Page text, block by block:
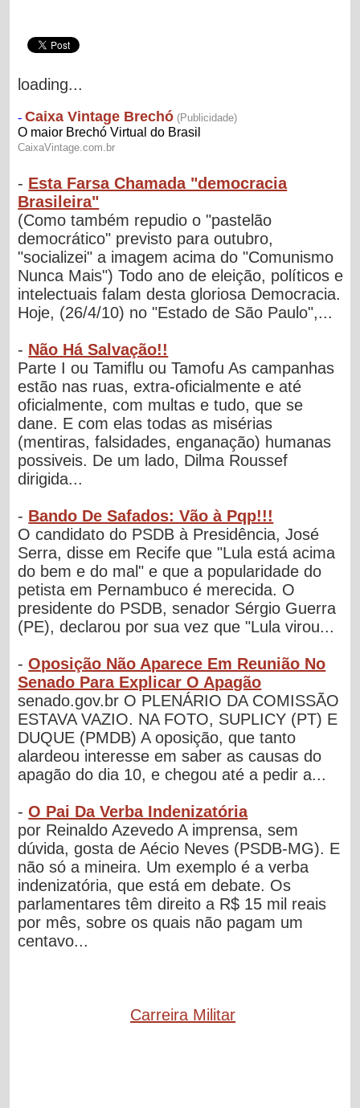
loading...
- Esta Farsa Chamada "democracia
Brasileira"
(Como também repudio o "pastelão
democrático" previsto para outubro,
"socializei" a imagem acima do "Comunismo
Nunca Mais") Todo ano de eleição, políticos e
intelectuais falam desta gloriosa Democracia.
Hoje, (26/4/10) no "Estado de São Paulo",...
- Não Há Salvação!!
Parte I ou Tamiflu ou Tamofu As campanhas
estão nas ruas, extra-oficialmente e até
oficialmente, com multas e tudo, que se
dane. E com elas todas as misérias
(mentiras, falsidades, enganação) humanas
possiveis. De um lado, Dilma Roussef
dirigida...
- Bando De Safados: Vão à Pqp!!!
O candidato do PSDB à Presidência, José
Serra, disse em Recife que "Lula está acima
do bem e do mal" e que a popularidade do
petista em Pernambuco é merecida. O
presidente do PSDB, senador Sérgio Guerra
(PE), declarou por sua vez que "Lula virou...
-Oposição Não Aparece Em Reunião No
Senado Para Explicar O Apagão
senado.gov.br O PLENÁRIO DA COMISSÃO
ESTAVA VAZIO. NA FOTO, SUPLICY (PT) E
DUQUE (PMDB) A oposição, que tanto
alardeou interesse em saber as causas do
apagão do dia 10, e chegou até a pedir a...
-O Pai Da Verba Indenizatória
por Reinaldo Azevedo A imprensa, sem
dúvida, gosta de Aécio Neves (PSDB-MG). E
não só a mineira. Um exemplo é a verba
indenizatória, que está em debate. Os
parlamentares têm direito a R$ 15 mil reais
por mês, sobre os quais não pagam um
centavo...
Carreira Militar